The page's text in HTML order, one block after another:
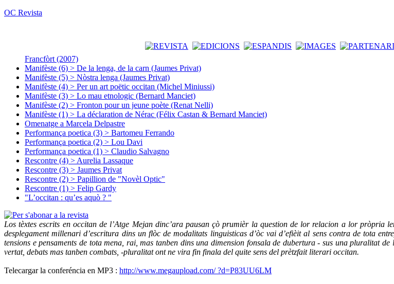
OC Revista
Francfòrt (2007)
Manifèste (6) > De la lenga, de la carn (Jaumes Privat)
Manifèste (5) > Nòstra lenga (Jaumes Privat)
Manifèste (4) > Per un art poëtic occitan (Michel Miniussi)
Manifèste (3) > Lo mau etnologic (Bernard Manciet)
Manifèste (2) > Fronton pour un jeune poète (Renat Nelli)
Manifèste (1) > La déclaration de Nérac (Félix Castan & Bernard Manciet)
Omenatge a Marcela Delpastre
Performança poetica (3) > Bartomeu Ferrando
Performança poetica (2) > Lou Davi
Performança poetica (1) > Claudio Salvagno
Rescontre (4) > Aurelia Lassaque
Rescontre (3) > Jaumes Privat
Rescontre (2) > Papillion de "Novèl Optic"
Rescontre (1) > Felip Gardy
"L’occitan : qu’es aquò ? "
Los tèxtes escrits en occitan de l’Atge Mejan dinc’ara pausan çò prumièr la question de lor relacion a lor
desplegament millenari d’escritura dins un flòc de modalitats linguisticas d’òc vai d’efièit al sens contra de tota
tensions e pensaments de tota mena, rai, mas tanben dins una dimension fonsala de dubertura - sus una pluralitat
vertat, debats mas tanben combats, -pluralitat ont ne vira fin finala del quite sens del prètzfait literari occitan.
Telecargar la conferéncia en MP3 : http://www.megaupload.com/ ?d=P83UU6LM